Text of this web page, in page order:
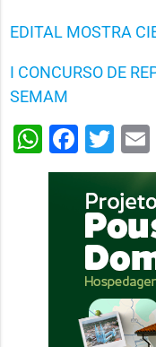
EDITAL MOSTRA
I CONCURSO DE
SEMAM